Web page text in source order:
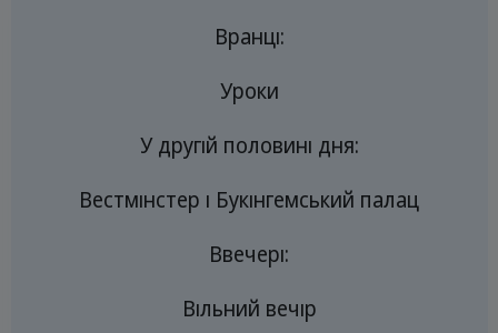
Вранці:
Уроки
У другій половині дня:
Вестмінстер і Букінгемський палац
Ввечері:
Вільний вечір